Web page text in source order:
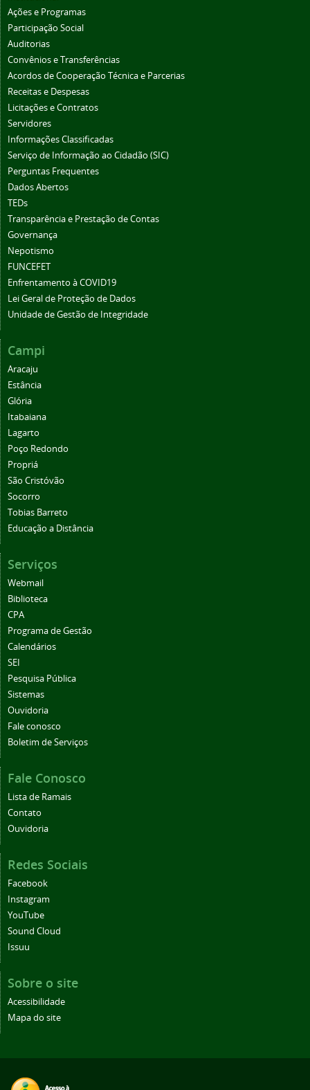
Ações e Programas
Participação Social
Auditorias
Convênios e Transferências
Acordos de Cooperação Técnica e Parcerias
Receitas e Despesas
Licitações e Contratos
Servidores
Informações Classificadas
Serviço de Informação ao Cidadão (SIC)
Perguntas Frequentes
Dados Abertos
TEDs
Transparência e Prestação de Contas
Governança
Nepotismo
FUNCEFET
Enfrentamento à COVID19
Lei Geral de Proteção de Dados
Unidade de Gestão de Integridade
Campi
Aracaju
Estância
Glória
Itabaiana
Lagarto
Poço Redondo
Propriá
São Cristóvão
Socorro
Tobias Barreto
Educação a Distância
Serviços
Webmail
Biblioteca
CPA
Programa de Gestão
Calendários
SEI
Pesquisa Pública
Sistemas
Ouvidoria
Fale conosco
Boletim de Serviços
Fale Conosco
Lista de Ramais
Contato
Ouvidoria
Redes Sociais
Facebook
Instagram
YouTube
Sound Cloud
Issuu
Sobre o site
Acessibilidade
Mapa do site